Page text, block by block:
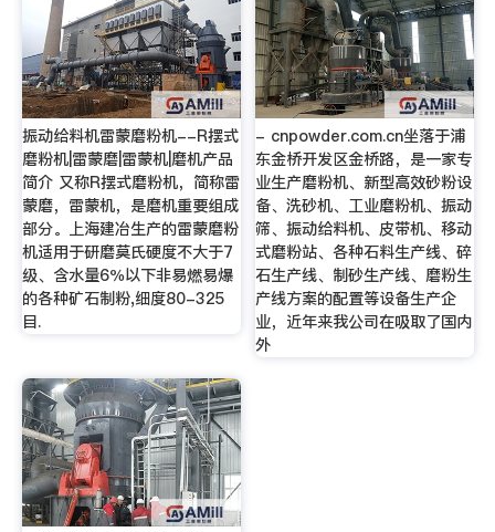
振动给料机雷蒙磨粉机--R摆式
磨粉机|雷蒙磨|雷蒙机|磨机产品
简介 又称R摆式磨粉机，简称雷
蒙磨，雷蒙机，是磨机重要组成
部分。上海建冶生产的雷蒙磨粉
机适用于研磨莫氏硬度不大于7
级、含水量6％以下非易燃易爆
的各种矿石制粉,细度80-325
目.
- cnpowder.com.cn坐落于浦
东金桥开发区金桥路，是一家专
业生产磨粉机、新型高效砂粉设
备、洗砂机、工业磨粉机、振动
筛、振动给料机、皮带机、移动
式磨粉站、各种石料生产线、碎
石生产线、制砂生产线、磨粉生
产线方案的配置等设备生产企
业，近年来我公司在吸取了国内
外